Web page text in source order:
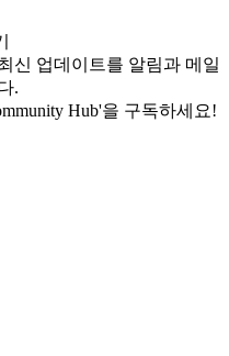
신 업데이트를 알림과 메일
.
Hub'을 구독하세요!